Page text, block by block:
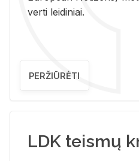
ver­ti lei­di­niai.
PERŽIŪRĖTI
LDK teismų